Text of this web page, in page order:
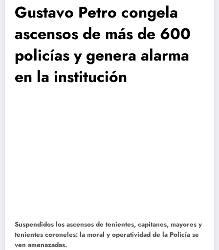
Gustavo Petro congela
ascensos de más de 600
policías y genera alarma
en la institución
Suspendidos los ascensos de tenientes, capitanes, mayores y
tenientes coroneles: la moral y operatividad de la Policía se
ven amenazadas.